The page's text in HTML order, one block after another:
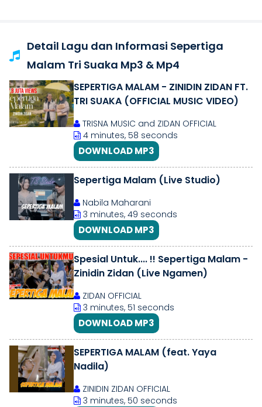
Detail Lagu dan Informasi Sepertiga
Malam Tri Suaka Mp3 & Mp4
SEPERTIGA MALAM - ZINIDIN ZIDAN FT.
TRI SUAKA (OFFICIAL MUSIC VIDEO)
TRISNA MUSIC and ZIDAN OFFICIAL
4 minutes, 58 seconds
DOWNLOAD MP3
Sepertiga Malam (Live Studio)
Nabila Maharani
3 minutes, 49 seconds
DOWNLOAD MP3
Spesial Untuk.... !! Sepertiga Malam -
Zinidin Zidan (Live Ngamen)
ZIDAN OFFICIAL
3 minutes, 51 seconds
DOWNLOAD MP3
SEPERTIGA MALAM (feat. Yaya
Nadila)
ZINIDIN ZIDAN OFFICIAL
3 minutes, 50 seconds